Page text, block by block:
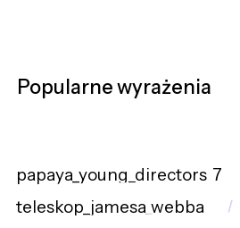
Popularne wyrażenia
papaya_young_directors_7
teleskop_jamesa_webba